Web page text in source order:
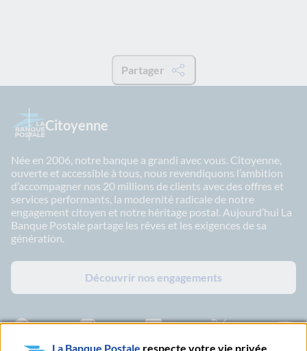
Partager
Citoyenne
Née en 2006, notre banque a grandi avec vous. Citoyenne,
ouverte et accessible à tous, nous revendiquons l’ambition
d’accompagner nos 20 millions de clients avec des offres et
services performants, la modernité radicale de notre
engagement citoyen et notre héritage postal. Aujourd’hui La
Banque Postale partage les rêves et les exigences de sa
génération.
Découvrir nos engagements
Facebook - La Banque Postale
Instagram - La Banque Postale
Linkedin - La Banque Postale
X - La Banque
La Banque Postale respecte votre vie privée